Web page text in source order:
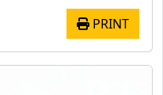
PRINT